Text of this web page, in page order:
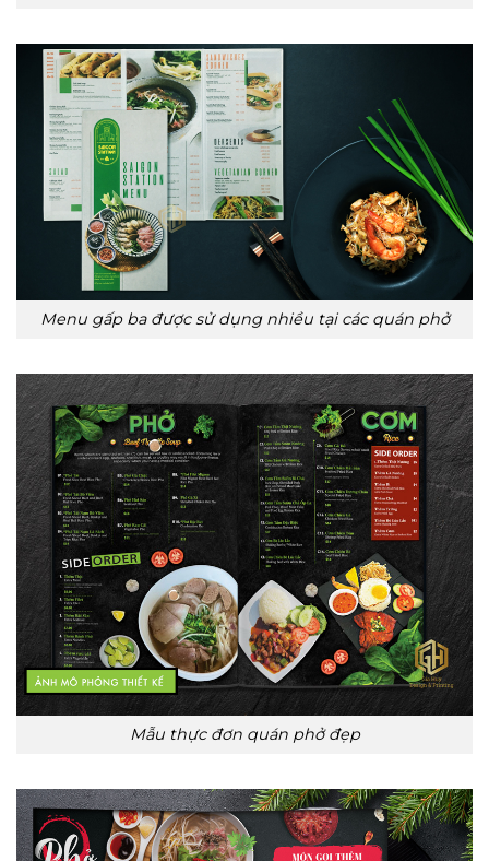
Menu gấp ba được sử dụng nhiều tại các quán phở
Mẫu thực đơn quán phở đẹp